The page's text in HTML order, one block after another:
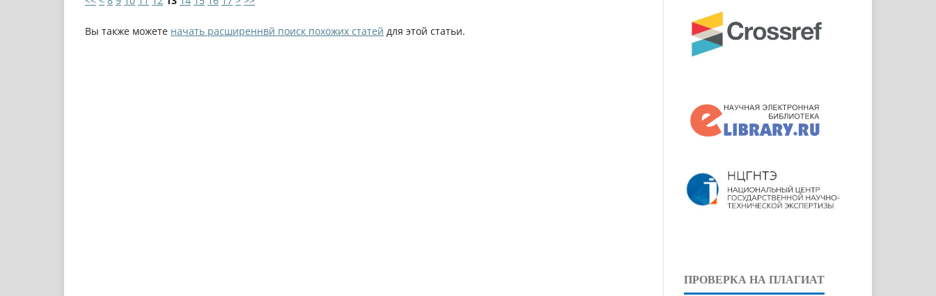
Вы также можете начать расширеннвй поиск похожих статей для этой статьи.
ПРОВЕРКА НА ПЛАГИАТ